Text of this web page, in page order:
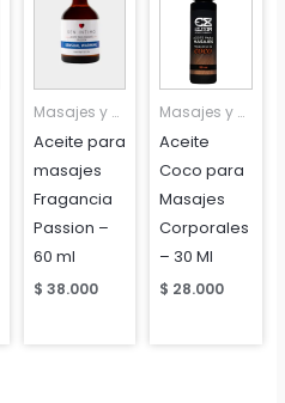
Masajes y aromaterapia
Aceite para
masajes
Fragancia
Passion –
60 ml
$ 38.000
Masajes y aromaterapia
Aceite
Coco para
Masajes
Corporales
– 30 Ml
$ 28.000